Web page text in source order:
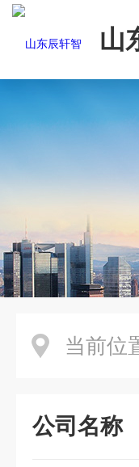
山
当前位
公司名称